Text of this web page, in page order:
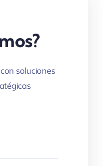
soluciones